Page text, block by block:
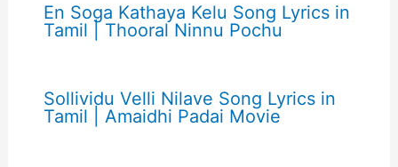
En Soga Kathaya Kelu Song Lyrics in
Tamil | Thooral Ninnu Pochu
Sollividu Velli Nilave Song Lyrics in
Tamil | Amaidhi Padai Movie